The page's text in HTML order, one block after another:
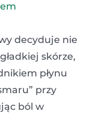
decyduje nie
skórze,
płynu
przy
ból w